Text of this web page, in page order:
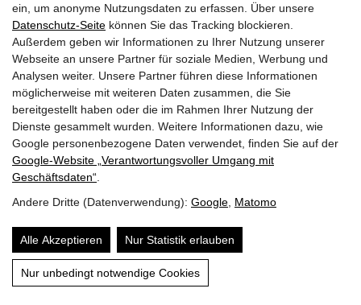
ein, um anonyme Nutzungsdaten zu erfassen. Über unsere
Datenschutz-Seite können Sie das Tracking blockieren.
Außerdem geben wir Informationen zu Ihrer Nutzung unserer
Webseite an unsere Partner für soziale Medien, Werbung und
Analysen weiter. Unsere Partner führen diese Informationen
möglicherweise mit weiteren Daten zusammen, die Sie
bereitgestellt haben oder die im Rahmen Ihrer Nutzung der
Dienste gesammelt wurden. Weitere Informationen dazu, wie
Google personenbezogene Daten verwendet, finden Sie auf der
Google‑Website „Verantwortungsvoller Umgang mit
Geschäftsdaten“
Andere Dritte (Datenverwendung): Google Matomo
Alle Akzeptieren Nur Statistik erlauben
Nur unbedingt notwendige Cookies
Inhalt
Ist das Weidenröschen bienenfreundlich?
Ja,das Kleinblütige Weidenröschen ist
bienenfreundlich. Davon zeugen der sehr gute
Nektarwert 3/4 und gute Pollenwert 2/4. In der
vielbeachteten Broschüre „
Bienen“ der bayerischen Landesanstalt für Weinbau
und Gartenbau wird das Weidenröschen empfohlen
für den insektenfreundlichen Garten.